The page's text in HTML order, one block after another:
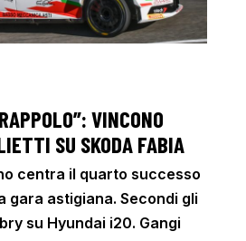
VINCONO
SU SKODA FABIA
centra il quarto successo
gara astigiana. Secondi gli
su Hyundai i20. Gangi